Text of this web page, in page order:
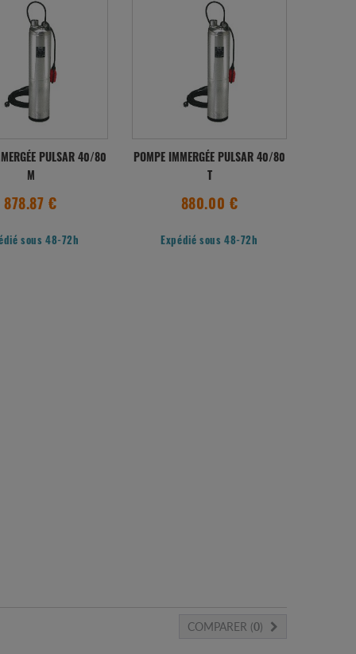
PULSAR 40/80
M
878.87 €
sous 48-72h
POMPE IMMERGÉE PULSAR 40/80
880.00 €
Expédié sous 48-72h
COMPARER (0)